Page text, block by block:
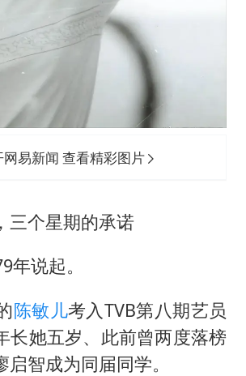
网易新闻 查看精彩图片
三个星期的承诺
年说起。
陈敏儿考入TVB第八期艺员
长她五岁、此前曾两度落榜
智成为同届同学。